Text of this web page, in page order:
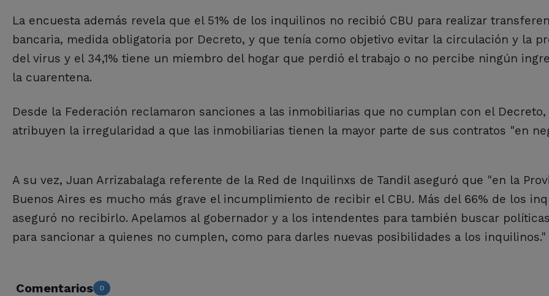
La encuesta además revela que el 51% de los inquilinos no recibió CBU para realizar
bancaria, medida obligatoria por Decreto, y que tenía como objetivo evitar la circulación y la
del virus y el 34,1% tiene un miembro del hogar que perdió el trabajo o no percibe ningún
la cuarentena.
Desde la Federación reclamaron sanciones a las inmobiliarias que no cumplan con el Decreto,
atribuyen la irregularidad a que las inmobiliarias tienen la mayor parte de sus contratos "en
A su vez, Juan Arrizabalaga referente de la Red de Inquilinxs de Tandil aseguró que "en la
Buenos Aires es mucho más grave el incumplimiento de recibir el CBU. Más del 66% de los
aseguró no recibirlo. Apelamos al gobernador y a los intendentes para también buscar
para sancionar a quienes no cumplen, como para darles nuevas posibilidades a los inquilinos."
Comentarios 0